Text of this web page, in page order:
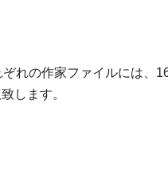
れの作家ファイルには、
します。